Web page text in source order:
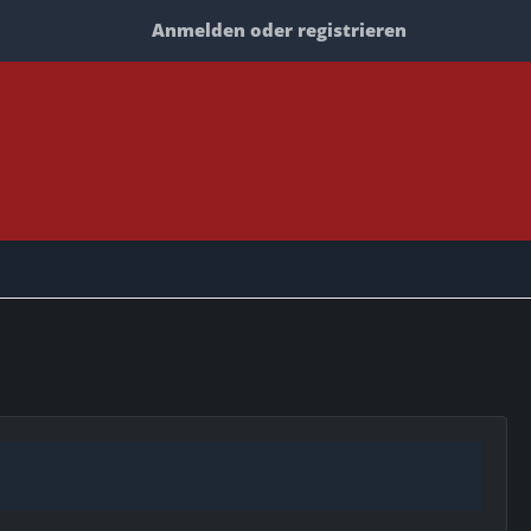
Anmelden oder registrieren